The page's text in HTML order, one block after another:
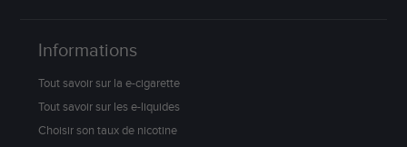
Informations
Tout savoir sur la e-cigarette
Tout savoir sur les e-liquides
Choisir son taux de nicotine